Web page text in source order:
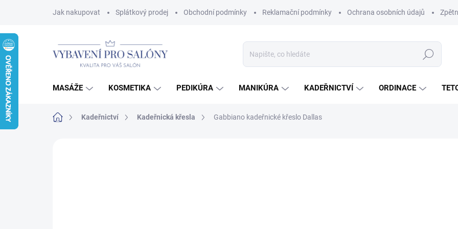
Jak nakupovat Splátkový prodej Obchodní podmínky Reklamační podmínky Ochrana osobních údajů
Hledat
MASÁŽE KOSMETIKA PEDIKÚRA MANIKÚRA KADEŘNICTVÍ ORDINACE
Domů Kadeřnictví Kadeřnická křesla Gabbiano kadeřnické křeslo Dallas